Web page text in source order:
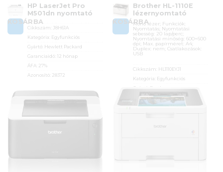
KOSÁRBA
HP LaserJet Pro
M501dn nyomtató
Cikkszám: J8H61A
Kategória:
Egyfunkciós
Gyártó: Hewlett Packard
Garanciaidő:12 hónap
ÁFA: 27%
Azonosító: 28372
120 900Ft
KOSÁRBA
Brother HL-1110E
lézernyomtató
Mono lézer; Funkciók:
Nyomtatás; Nyomtatási
sebesség: 20 lap/perc;
Nyomtatási minőség: 600×600
dpi; Max. papírméret: A4;
Duplex: nem; Csatlakozások:
USB
Cikkszám: HL1110EYJ1
Kategória: Egyfunkciós
Gyártó: Brother
Garanciaidő:24 hónap
ÁFA:27%